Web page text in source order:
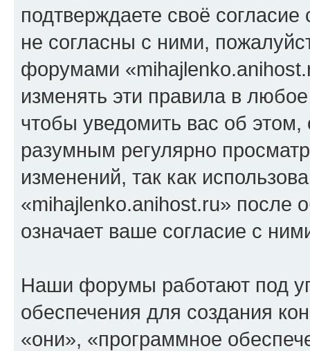
подтверждаете своё
не согласны с ними,
форумами
изменять эти правила в
чтобы уведомить вас об
разумным регулярно
изменений, так как
«mihajlenko.anihost.ru» после
означает ваше согласие с
Наши форумы работают под
обеспечения для создания
«они», «программное